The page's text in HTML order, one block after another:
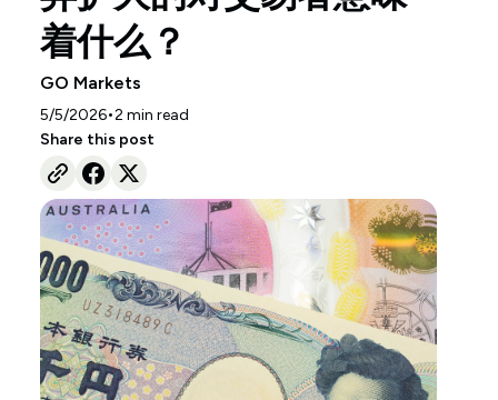
着什么？
GO Markets
5/5/2026•2 min read
Share this post